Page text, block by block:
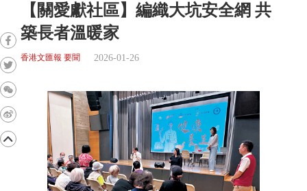
【關愛獻社區】編織大坑安全網 共
築長者溫暖家
香港文匯報 要聞 2026-01-26